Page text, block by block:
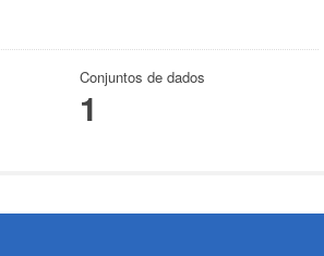
Conjuntos de dados
1